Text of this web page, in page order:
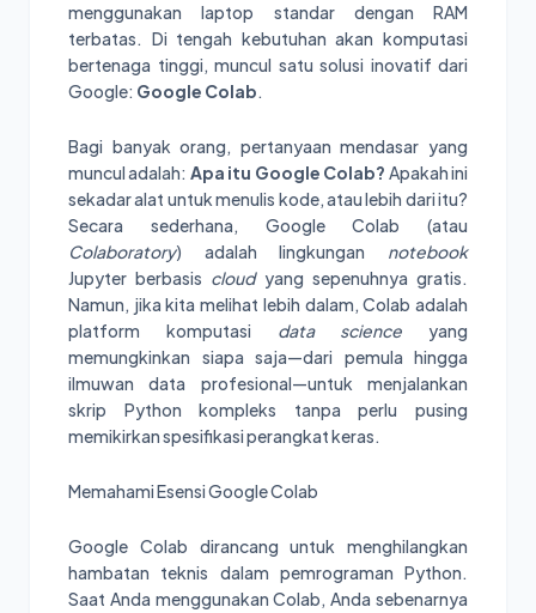
menggunakan laptop standar dengan RAM
terbatas. Di tengah kebutuhan akan komputasi
bertenaga tinggi, muncul satu solusi inovatif dari
Google: Google Colab.
Bagi banyak orang, pertanyaan mendasar yang
muncul adalah: Apa itu Google Colab? Apakah ini
sekadar alat untuk menulis kode, atau lebih dari itu?
Secara sederhana, Google Colab (atau
Colaboratory) adalah lingkungan notebook
Jupyter berbasis cloudyang sepenuhnya gratis.
Namun, jika kita melihat lebih dalam, Colab adalah
platform komputasi data science yang
memungkinkan siapa saja—dari pemula hingga
ilmuwan data profesional—untuk menjalankan
skrip Python kompleks tanpa perlu pusing
memikirkan spesifikasi perangkat keras.
Memahami Esensi Google Colab
Google Colab dirancang untuk menghilangkan
hambatan teknis dalam pemrograman Python.
Saat Anda menggunakan Colab, Anda sebenarnya